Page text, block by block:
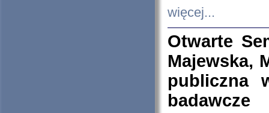
więcej...
Otwarte
Majewska,
publiczna
badawcze